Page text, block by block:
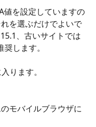
を設定していますの
を選ぶだけでよいで
、古いサイトでは
します。
ります。
モバイルブラウザに